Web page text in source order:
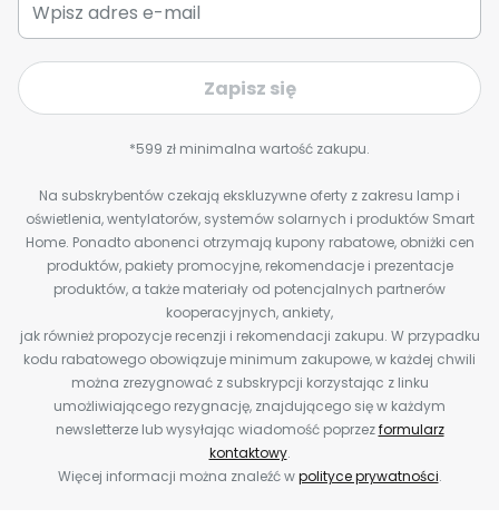
Zapisz się
*599 zł minimalna wartość zakupu.
Na subskrybentów czekają ekskluzywne oferty z zakresu lamp i
oświetlenia, wentylatorów, systemów solarnych i produktów Smart
Home. Ponadto abonenci otrzymają kupony rabatowe, obniżki cen
produktów, pakiety promocyjne, rekomendacje i prezentacje
produktów, a także materiały od potencjalnych partnerów
kooperacyjnych, ankiety,
jak również propozycje recenzji i rekomendacji zakupu. W przypadku
kodu rabatowego obowiązuje minimum zakupowe, w każdej chwili
można zrezygnować z subskrypcji korzystając z linku
umożliwiającego rezygnację, znajdującego się w każdym
newsletterze lub wysyłając wiadomość poprzezformularz
kontaktowy.
Więcej informacji można znaleźć wpolityce prywatności.